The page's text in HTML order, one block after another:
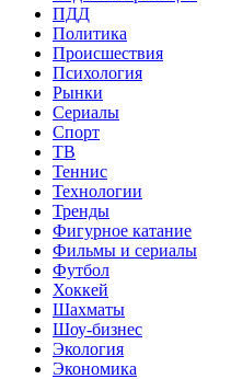
ПДД
Политика
Происшествия
Психология
Рынки
Сериалы
Спорт
ТВ
Теннис
Технологии
Тренды
Фигурное катание
Фильмы и сериалы
Футбол
Хоккей
Шахматы
Шоу-бизнес
Экология
Экономика